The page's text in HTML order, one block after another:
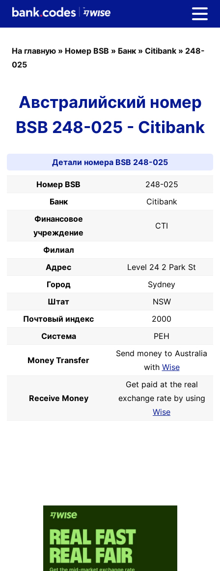
На главную » Номер BSB » Банк » Citibank » 248-
025
Австралийский номер
BSB 248-025 - Citibank
Детали номера BSB 248-025
Номер BSB
248-025
Банк
Citibank
Финансовое
учреждение
CTI
Филиал
Адрес
Level 24 2 Park St
Город
Sydney
Штат
NSW
Почтовый индекс
2000
Система
PEH
Money Transfer
Send money to Australia
with Wise
Receive Money
Get paid at the real
exchange rate by using
Wise